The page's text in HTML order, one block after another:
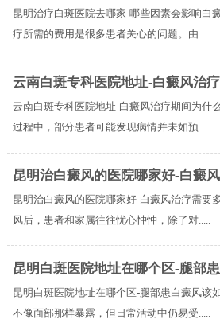
昆明治疗白斑医院去哪家-哪些因素会影响白
疗所需的费用是很多患者关心的问题。由.....
云南白斑专科医院地址-白癜风治
云南白斑专科医院地址-白癜风治疗期间为什
过程中，部分患者可能发现病情并未如预.....
昆明治白癜风的医院哪家好-白癜
昆明治白癜风的医院哪家好-白癜风治疗需要
风后，患者和家属往往忧心忡忡，除了对.....
昆明白斑医院地址在哪个区-腿部
昆明白斑医院地址在哪个区-腿部患白癜风该
不像面部那样暴露，但日常活动中仍易受.....